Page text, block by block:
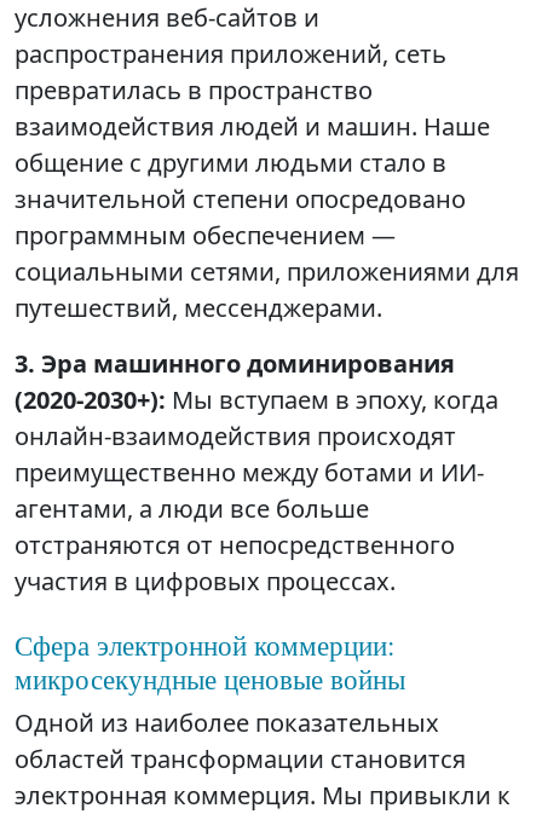
усложнения веб-сайтов и
распространения приложений, сеть
превратилась в пространство
взаимодействия людей и машин. Наше
общение с другими людьми стало в
значительной степени опосредовано
программным обеспечением —
социальными сетями, приложениями для
путешествий, мессенджерами.
3. Эра машинного доминирования
(2020-2030+): Мы вступаем в эпоху, когда
онлайн-взаимодействия происходят
преимущественно между ботами и ИИ-
агентами, а люди все больше
отстраняются от непосредственного
участия в цифровых процессах.
Сфера электронной коммерции:
микросекундные ценовые войны
Одной из наиболее показательных
областей трансформации становится
электронная коммерция. Мы привыкли к